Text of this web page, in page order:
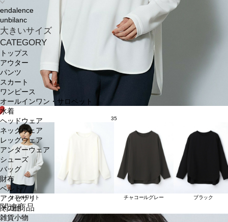
endalence
unbilanc
大きいサイズ
CATEGORY
トップス
アウター
パンツ
スカート
ワンピース
オールインワン・サロペット
水着
ヘッドウェア
ネックウェア
レッグウェア
アンダーウェア
シューズ
バッグ
財布
ベルト
アクセサリ
その他
雑貨小物
35
オフホワイト チャコールグレー ブラック
関連商品